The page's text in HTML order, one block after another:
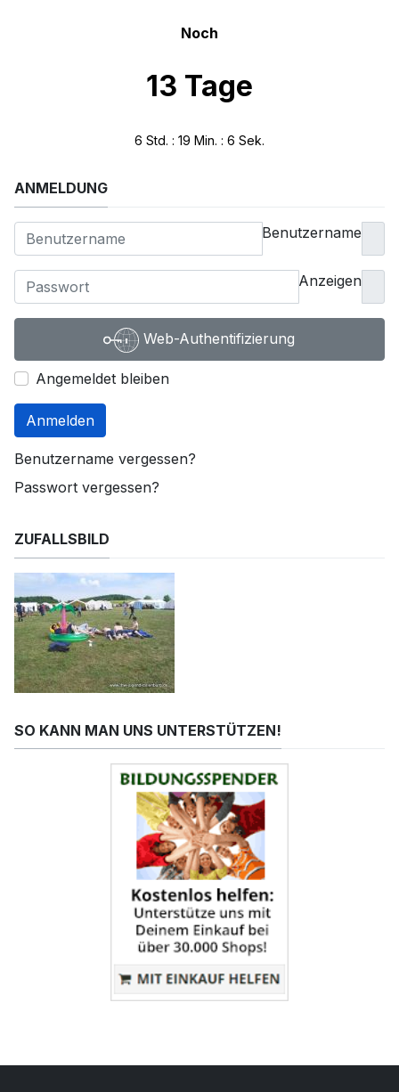
Noch
13 Tage
6 Std. : 19 Min. : 6 Sek.
ANMELDUNG
Benutzername
Anzeigen
Web-Authentifizierung
Angemeldet bleiben
Anmelden
Benutzername vergessen?
Passwort vergessen?
ZUFALLSBILD
SO KANN MAN UNS UNTERSTÜTZEN!